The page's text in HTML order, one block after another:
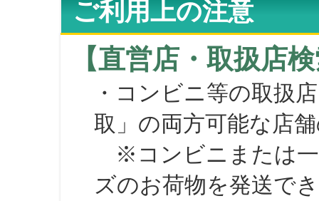
ご利用上の注意
【直営店・取扱店
・コンビニ等の取扱
取」の両方可能な店
※コンビニまたは一
ズのお荷物を発送で